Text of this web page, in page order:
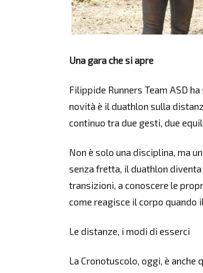
Una gara che si apre
Filippide Runners Team ASD
novità è il duathlon sulla
continuo tra due gesti, due
Non è solo una disciplina, ma
senza fretta, il duathlon
transizioni, a conoscere le
come reagisce il corpo quando
Le distanze, i modi di esserci
La Cronotuscolo, oggi, è